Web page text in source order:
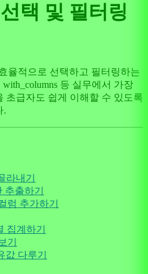
택 및 필터링
율적으로 선택하고 필터링하는
with_columns 등 실무에서 가장
초급자도 쉽게 이해할 수 있도록
.
라내기
추출하기
럼 추가하기
집계하기
기
값 다루기